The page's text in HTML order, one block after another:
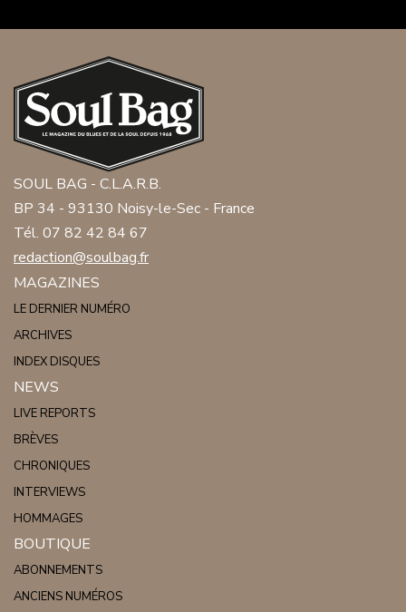
SOUL BAG - C.L.A.R.B.
BP 34 - 93130 Noisy-le-Sec - France
Tél. 07 82 42 84 67
redaction@soulbag.fr
MAGAZINES
LE DERNIER NUMÉRO
ARCHIVES
INDEX DISQUES
NEWS
LIVE REPORTS
BRÈVES
CHRONIQUES
INTERVIEWS
HOMMAGES
BOUTIQUE
ABONNEMENTS
ANCIENS NUMÉROS